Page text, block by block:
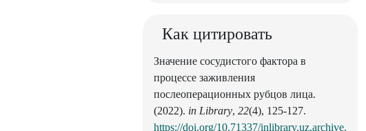
Как цитировать
Значение сосудистого фактора в
процессе заживления
послеоперационных рубцов лица.
(2022). in Library, 22(4), 125-127.
https://doi.org/10.71337/inlibrary.uz.archive.